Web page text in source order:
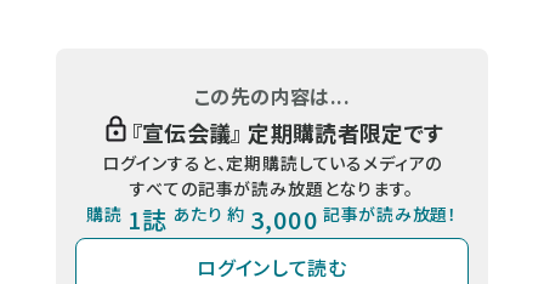
この先の内容は...
『宣伝会議』 定期購読者限定です
ログインすると、定期購読しているメディアの
すべての記事が読み放題となります。
購読 1誌 あたり 約 3,000 記事が読み放題！
ログインして読む